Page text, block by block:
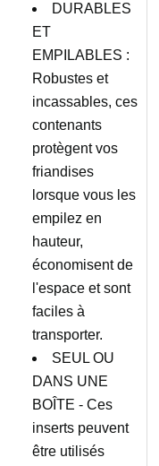
DURABLES
ET
EMPILABLES :
Robustes et
incassables, ces
contenants
protègent vos
friandises
lorsque vous les
empilez en
hauteur,
économisent de
l'espace et sont
faciles à
transporter.
SEUL OU
DANS UNE
BOÎTE - Ces
inserts peuvent
être utilisés